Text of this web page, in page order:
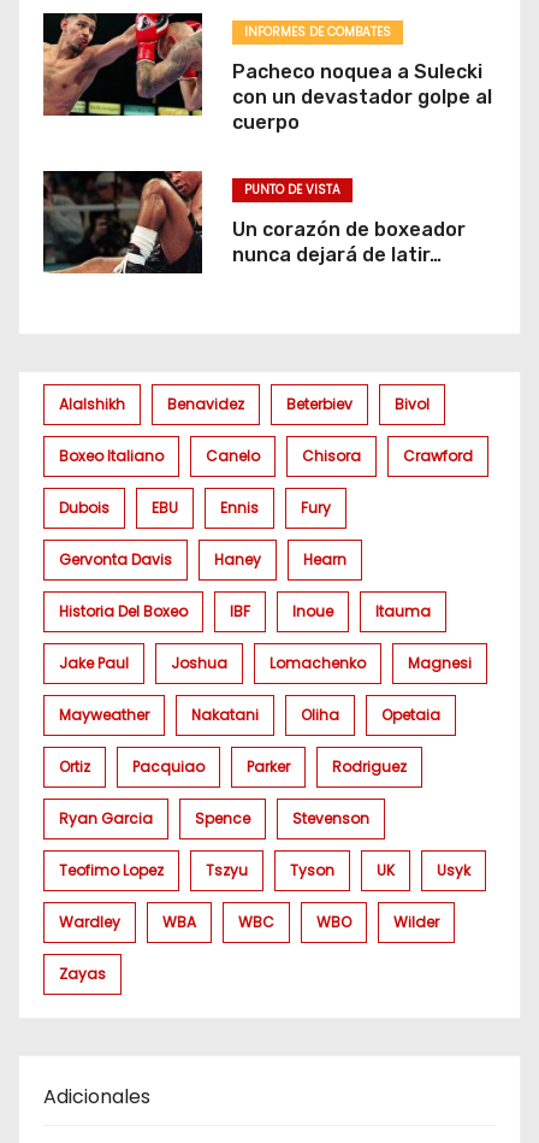
INFORMES DE COMBATES
Pacheco noquea a Sulecki
con un devastador golpe al
cuerpo
PUNTO DE VISTA
Un corazón de boxeador
nunca dejará de latir…
Alalshikh Benavidez Beterbiev Bivol
Boxeo Italiano Canelo Chisora Crawford
Dubois EBU Ennis Fury
Gervonta Davis Haney Hearn
Historia Del Boxeo IBF Inoue Itauma
Jake Paul Joshua Lomachenko Magnesi
Mayweather Nakatani Oliha Opetaia
Ortiz Pacquiao Parker Rodriguez
Ryan Garcia Spence Stevenson
Teofimo Lopez Tszyu Tyson UK Usyk
Wardley WBA WBC WBO Wilder
Zayas
Adicionales